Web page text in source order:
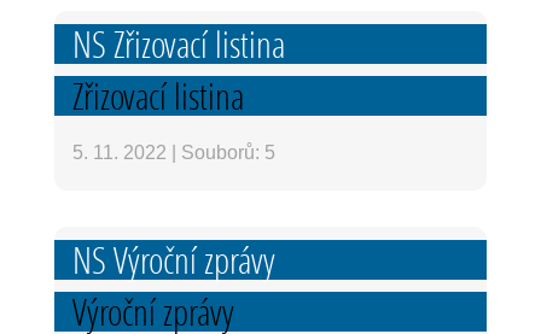
NS Zřizovací listina
Zřizovací listina
5. 11. 2022 Souborů: 5
NS Výroční zprávy
Výroční zprávy